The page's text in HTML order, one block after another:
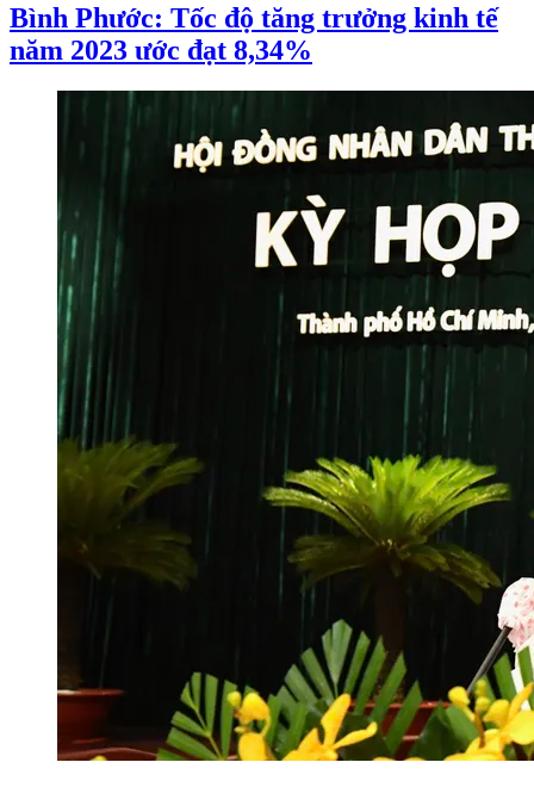
Bình Phước: Tốc độ tăng trưởng kinh tế
năm 2023 ước đạt 8,34%